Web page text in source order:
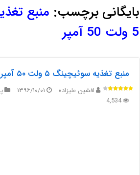
بایگانی برچسب: منبع
5 ولت 50 آمپر
منبع تغذیه سوئیچینگ ۵ ولت ۵۰ آمپر
افشین علیزاده ۱۳۹۶/۱۰/۰۱
4,534